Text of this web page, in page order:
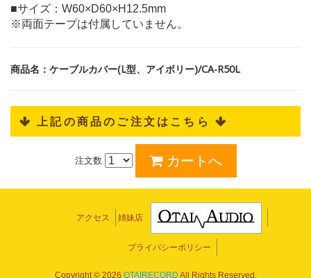
■サイズ：W60×D60×H12.5mm
※両面テープは付属していません。
商品名：ケーブルカバー(L型、アイボリー)/CA-R50L
 上記の商品のご注文はこちら 
注文数
アクセス 姉妹店
プライバシーポリシー
Copyright © 2026 OTAIRECORD All Rights Reserved.